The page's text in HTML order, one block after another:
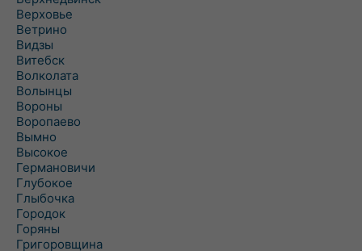
Верховье
Ветрино
Видзы
Витебск
Волколата
Волынцы
Вороны
Воропаево
Вымно
Высокое
Германовичи
Глубокое
Глыбочка
Городок
Горяны
Григоровщина